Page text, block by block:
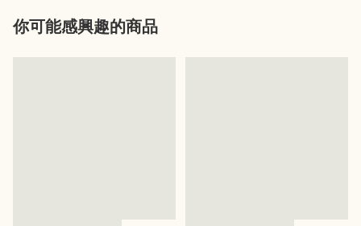
你可能感興趣的商品